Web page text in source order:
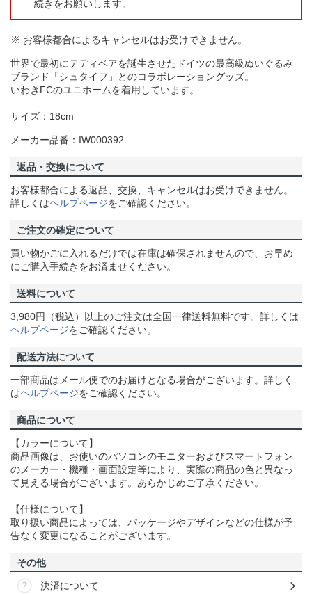
続きをお願いします。
※ お客様都合によるキャンセルはお受けできません。
世界で最初にテディベアを誕生させたドイツの最高級ぬいぐるみ
ブランド「シュタイフ」とのコラボレーショングッズ。
いわきFCのユニホームを着用しています。
サイズ：18cm
メーカー品番：IW000392
返品・交換について
お客様都合による返品、交換、キャンセルはお受けできません。
詳しくはヘルプページをご確認ください。
ご注文の確定について
買い物かごに入れるだけでは在庫は確保されませんので、お早め
にご購入手続きをお済ませください。
送料について
3,980円（税込）以上のご注文は全国一律送料無料です。詳しくは
ヘルプページをご確認ください。
配送方法について
一部商品はメール便でのお届けとなる場合がございます。詳しく
はヘルプページをご確認ください。
商品について
【カラーについて】
商品画像は、お使いのパソコンのモニターおよびスマートフォン
のメーカー・機種・画面設定等により、実際の商品の色と異なっ
て見える場合がございます。あらかじめご了承ください。
【仕様について】
取り扱い商品によっては、パッケージやデザインなどの仕様が予
告なく変更になることがございます。
その他
決済について